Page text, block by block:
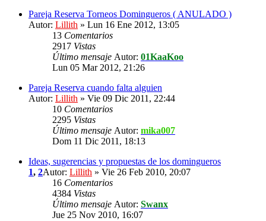
Pareja Reserva Torneos Domingueros ( ANULADO )
Autor: Lillith » Lun 16 Ene 2012, 13:05
13 Comentarios
2917 Vistas
Último mensaje Autor: 01KaaKoo
Lun 05 Mar 2012, 21:26
Pareja Reserva cuando falta alguien
Autor: Lillith » Vie 09 Dic 2011, 22:44
10 Comentarios
2295 Vistas
Último mensaje Autor: mika007
Dom 11 Dic 2011, 18:13
Ideas, sugerencias y propuestas de los domingueros
1, 2Autor: Lillith » Vie 26 Feb 2010, 20:07
16 Comentarios
4384 Vistas
Último mensaje Autor: Swanx
Jue 25 Nov 2010, 16:07